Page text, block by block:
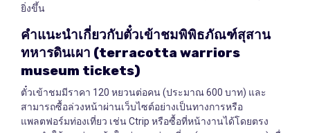
ยิ่งขึ้น
คำแนะนำเกี่ยวกับตั๋วเข้าชมพิพิธภัณฑ์สุสาน
ทหารดินเผา (terracotta warriors
museum tickets)
ตั๋วเข้าชมมีราคา 120 หยวนต่อคน (ประมาณ 600 บาท) และ
สามารถซื้อล่วงหน้าผ่านเว็บไซต์อย่างเป็นทางการหรือ
แพลตฟอร์มท่องเที่ยว เช่น Ctrip หรือซื้อที่หน้างานได้โดยตรง